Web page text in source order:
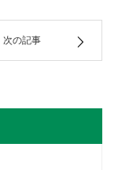
次の記事